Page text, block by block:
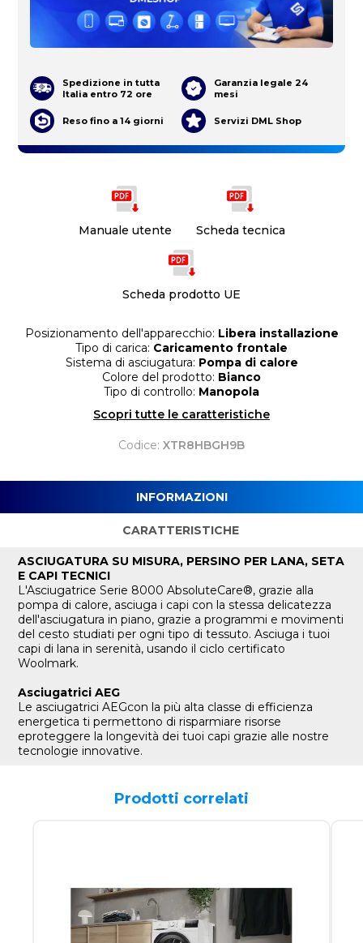
Manuale utente Scheda tecnica
Scheda prodotto UE
Posizionamento dell'apparecchio: Libera installazione
Tipo di carica: Caricamento frontale
Sistema di asciugatura: Pompa di calore
Colore del prodotto: Bianco
Tipo di controllo: Manopola
Scopri tutte le caratteristiche
Codice: XTR8HBGH9B
Spedizione in tutta
Italia entro 72 ore
Garanzia legale 24
mesi
Reso fino a 14 giorni Servizi DML Shop
INFORMAZIONI
CARATTERISTICHE
ASCIUGATURA SU MISURA, PERSINO PER LANA, SETA
E CAPI TECNICI
L'Asciugatrice Serie 8000 AbsoluteCare®, grazie alla
pompa di calore, asciuga i capi con la stessa delicatezza
dell'asciugatura in piano, grazie a programmi e movimenti
del cesto studiati per ogni tipo di tessuto. Asciuga i tuoi
capi di lana in serenità, usando il ciclo certificato
Woolmark.
Asciugatrici AEG
Le asciugatrici AEGcon la più alta classe di efficienza
energetica ti permettono di risparmiare risorse
eproteggere la longevità dei tuoi capi grazie alle nostre
tecnologie innovative.
Prodotti correlati